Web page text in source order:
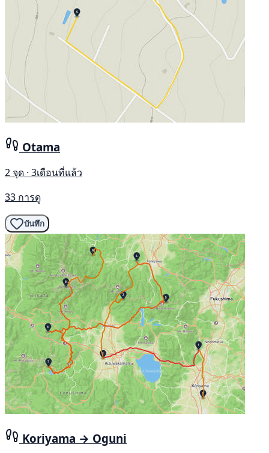
Otama
2 จุด · 3เดือนที่แล้ว
33 การดู
บันทึก
Koriyama → Oguni